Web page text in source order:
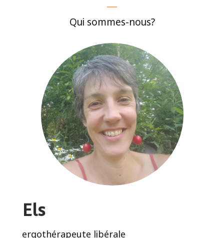
Qui sommes-nous?
Els
ergothérapeute libérale